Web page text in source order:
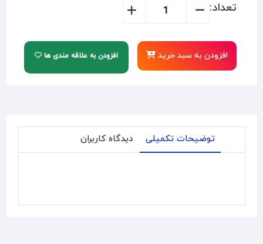
تعداد:
افزودن به سبد خرید افزودن به علاقه مندی ها
توضیحات تکمیلی دیدگاه کاربران